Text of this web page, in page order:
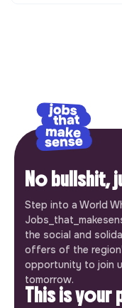
No bullshit,
Step into a World
the social and
offers of the
opportunity to join
tomorrow.
This is